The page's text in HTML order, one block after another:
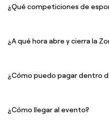
¿Qué competiciones de
¿A qué hora abre y cierra la
¿Cómo puedo pagar dentro
¿Cómo llegar al evento?